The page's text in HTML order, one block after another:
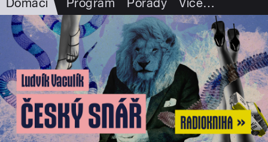
Domácí Program Pořady Více…